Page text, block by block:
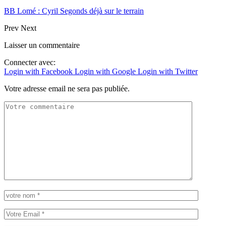
BB Lomé : Cyril Segonds déjà sur le terrain
Prev Next
Laisser un commentaire
Connecter avec:
Login with Facebook Login with Google Login with Twitter
Votre adresse email ne sera pas publiée.